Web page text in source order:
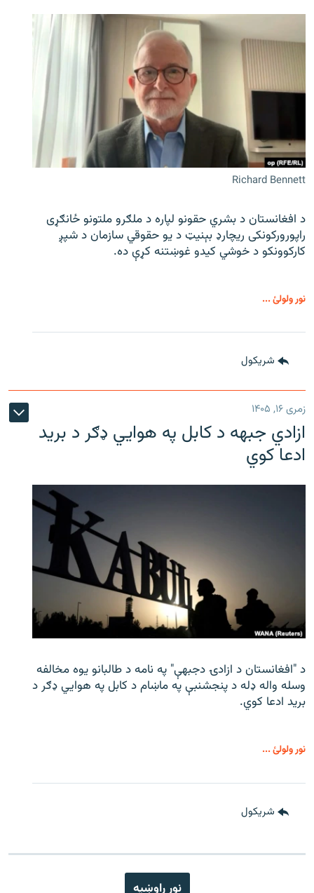
Richard Bennett
د افغانستان د بشري حقونو لپاره د ملګرو ملتونو ځانګړی
راپورورکونکی ریچارډ بېنیټ د یو حقوقي سازمان د شپږ
کارکوونکو د خوشي کیدو غوښتنه کړې ده.
نور ولولئ ...
شريکول
زمری ۱۶, ۱۴۰۵
ازادي جبهه د کابل په هوايي ډګر د برید
ادعا کوي
د "افغانستان د ازادۍ دجبهې" په نامه د طالبانو یوه مخالفه
وسله واله ډله د پنجشنبې په ماښام د کابل په هوايي ډګر د
برید ادعا کوي.
نور ولولئ ...
شريکول
نور راوښيه